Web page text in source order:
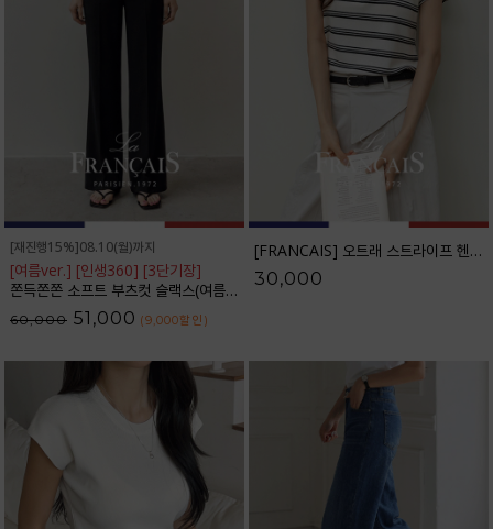
[재진행15%]08.10(월)까지
[여름ver.] [인생360] [3단기장]
쫀득쫀쫀 소프트 부츠컷 슬랙스(여름VER.)_F6H403SL
60,000 51,000 (9,000할인 )
[FRANCAIS] 오트래 스트라이프 헨리넥 반팔티셔츠_F6H528TS
30,000